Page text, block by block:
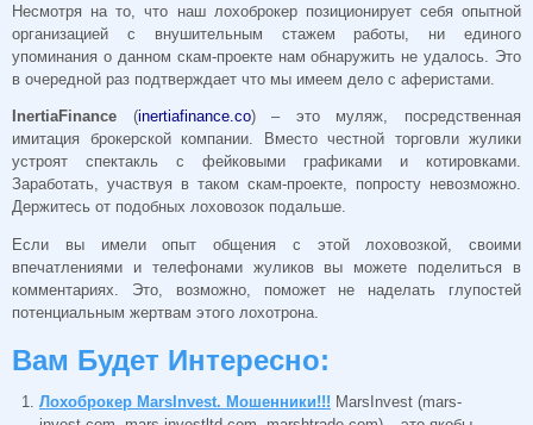
Несмотря на то, что наш лохоброкер позиционирует себя опытной
организацией с внушительным стажем работы, ни единого
упоминания о данном скам-проекте нам обнаружить не удалось. Это
в очередной раз подтверждает что мы имеем дело с аферистами.
InertiaFinance (inertiafinance.co) – это муляж, посредственная
имитация брокерской компании. Вместо честной торговли жулики
устроят спектакль с фейковыми графиками и котировками.
Заработать, участвуя в таком скам-проекте, попросту невозможно.
Держитесь от подобных лоховозок подальше.
Если вы имели опыт общения с этой лоховозкой, своими
впечатлениями и телефонами жуликов вы можете поделиться в
комментариях. Это, возможно, поможет не наделать глупостей
потенциальным жертвам этого лохотрона.
Вам Будет Интересно:
Лохоброкер MarsInvest. Мошенники!!! MarsInvest (mars-